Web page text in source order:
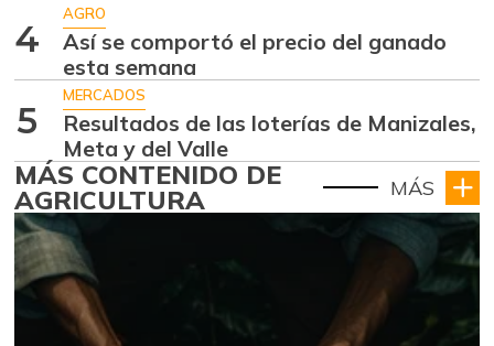
4
AGRO
Así se comportó el precio del ganado
esta semana
5
MERCADOS
Resultados de las loterías de Manizales,
Meta y del Valle
MÁS CONTENIDO DE
AGRICULTURA MÁS